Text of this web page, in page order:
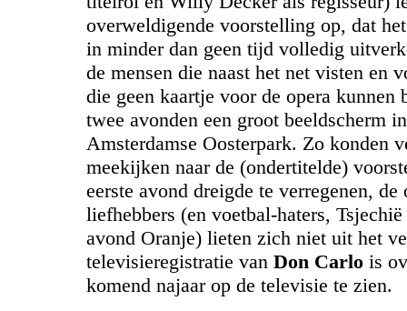
overweldigende voorstelling op, dat
in minder dan geen tijd volledig
de mensen die naast het net visten en
die geen kaartje voor de opera kunnen
twee avonden een groot beeldscherm
Amsterdamse Oosterpark. Zo konden
meekijken naar de (ondertitelde)
eerste avond dreigde te verregenen, de
liefhebbers (en voetbal-haters,
avond Oranje) lieten zich niet uit het
televisieregistratie van Don Carlo is
komend najaar op de televisie te zien.